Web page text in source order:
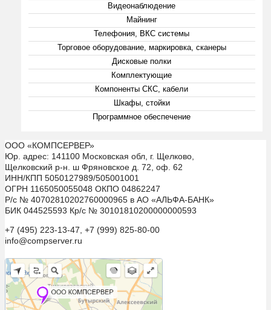
Видеонаблюдение
Майнинг
Телефония, ВКС системы
Торговое оборудование, маркировка, сканеры
Дисковые полки
Комплектующие
Компоненты СКС, кабели
Шкафы, стойки
Программное обеспечение
ООО «КОМПСЕРВЕР»
Юр. адрес: 141100 Московская обл, г. Щелково,
Щелковский р-н. ш Фряновское д. 72, оф. 62
ИНН/КПП 5050127989/505001001
ОГРН 1165050055048 ОКПО 04862247
Р/с № 40702810202760000965 в АО «АЛЬФА-БАНК»
БИК 044525593 Кр/с № 30101810200000000593
+7 (495) 223-13-47, +7 (999) 825-80-00
info@compserver.ru